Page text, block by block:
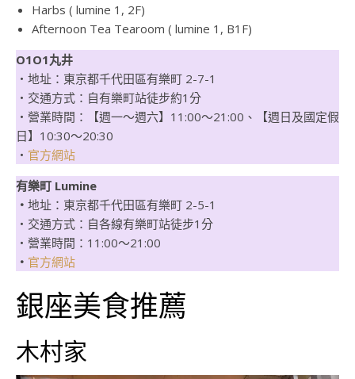
Harbs ( lumine 1, 2F)
Afternoon Tea Tearoom ( lumine 1, B1F)
O1O1丸井
・地址：東京都千代田區有樂町 2-7-1
・交通方式：自有樂町站徒步約1分
・營業時間：【週一～週六】11:00～21:00、【週日及國定假
日】10:30～20:30
・ 官方網站
有樂町 Lumine
・ 地址：東京都千代田區有樂町 2-5-1
・交通方式：自各線有樂町站徒步1分
・營業時間：11:00～21:00
・ 官方網站
銀座美食推薦
木村家